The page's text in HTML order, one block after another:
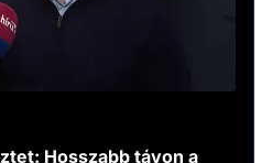
Hosszabb távon a